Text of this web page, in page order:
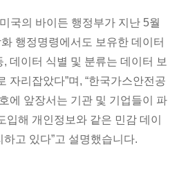
국의 바이든 행정부가 지난 5월
행정명령에서도 보유한 데이터
데이터 식별 및 분류는 데이터 보
자리잡았다”며, “한국가스안전공
에 앞장서는 기관 및 기업들이 파
입해 개인정보와 같은 민감 데이
고 있다”고 설명했습니다.